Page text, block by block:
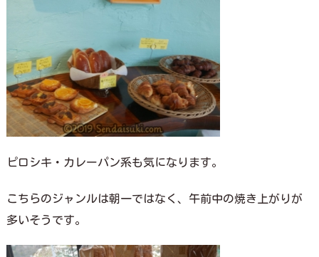
ピロシキ・カレーパン系も気になります。
こちらのジャンルは朝一ではなく、午前中の焼き上がりが
多いそうです。